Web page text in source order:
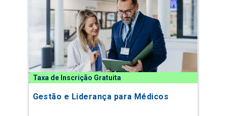
Taxa de Inscrição Gratuita
Gestão e Liderança para Médicos